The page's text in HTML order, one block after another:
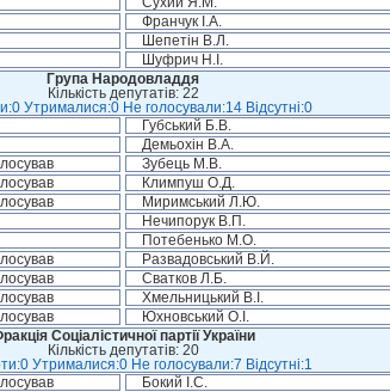
Франчук І.А.
Шепетін В.Л.
Шуфрич Н.І.
Група Народовладдя
Кількість депутатів: 22
Утрималися:0 Не голосували:14 Відсутні:0
Губський Б.В.
Демьохін В.А.
Зубець М.В.
Климпуш О.Д.
Миримський Л.Ю.
Нечипорук В.П.
Потебенько М.О.
Развадовський В.Й.
Сватков Л.Б.
Хмельницький В.І.
Юхновський О.І.
Соціалістичної партії України
Кількість депутатів: 20
Утрималися:0 Не голосували:7 Відсутні:1
Бокий І.С.